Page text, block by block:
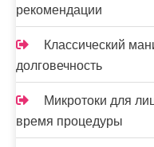
рекомендации
Классический
долговечность
Микротоки для
время процедуры